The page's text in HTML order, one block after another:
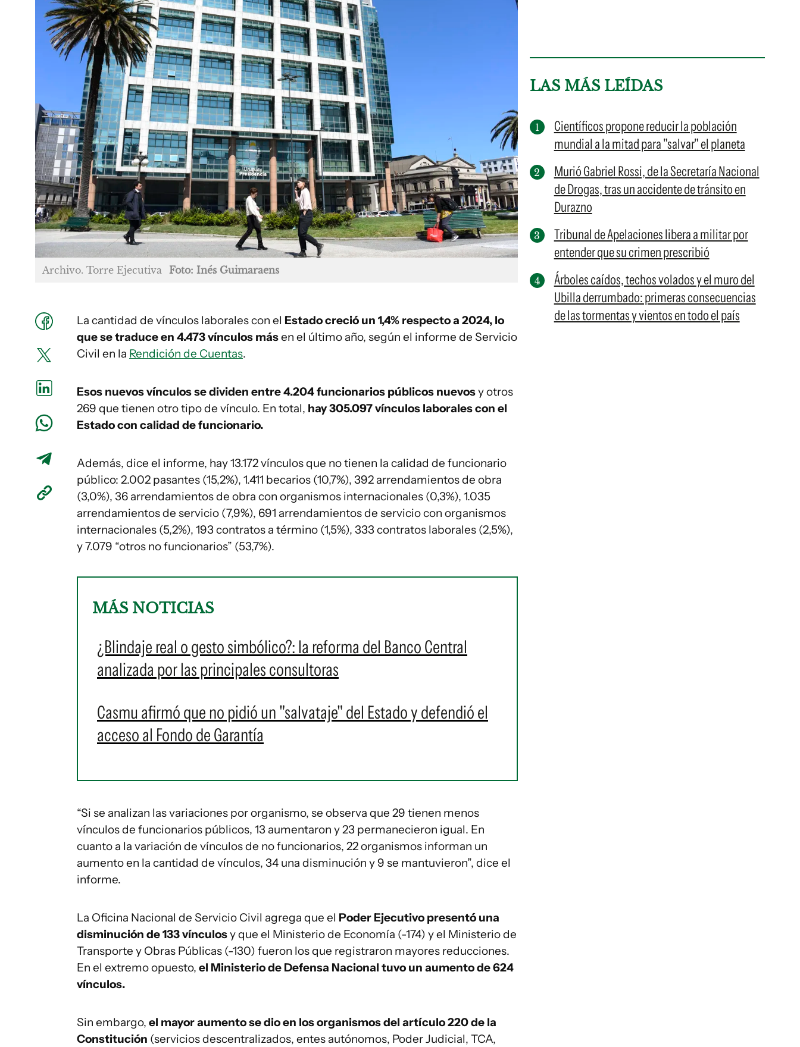
Archivo. Torre Ejecutiva Foto: Inés Guimaraens
La cantidad de vínculos laborales con el Estado creció un 1,4% respecto a 2024, lo
que se traduce en 4.473 vínculos másen el último año, según el informe de Servicio
Civil en la Rendición de Cuentas.
Esos nuevos vínculos se dividen entre 4.204 funcionarios públicos nuevosy otros
269 que tienen otro tipo de vínculo. En total, hay 305.097 vínculos laborales con el
Estado con calidad de funcionario.
Además, dice el informe, hay 13.172 vínculos que no tienen la calidad de funcionario
público: 2.002 pasantes (15,2%), 1.411 becarios (10,7%), 392 arrendamientos de obra
(3,0%), 36 arrendamientos de obra con organismos internacionales (0,3%), 1.035
arrendamientos de servicio (7,9%), 691 arrendamientos de servicio con organismos
internacionales (5,2%), 193 contratos a término (1,5%), 333 contratos laborales (2,5%),
y 7.079 “otros no funcionarios” (53,7%).
MÁS NOTICIAS
¿Blindaje real o gesto simbólico?: la reforma del Banco Central
analizada por las principales consultoras
Casmu afirmó que no pidió un "salvataje" del Estado y defendió el
acceso al Fondo de Garantía
“Si se analizan las variaciones por organismo, se observa que 29 tienen menos
vínculos de funcionarios públicos, 13 aumentaron y 23 permanecieron igual. En
cuanto a la variación de vínculos de no funcionarios, 22 organismos informan un
aumento en la cantidad de vínculos, 34 una disminución y 9 se mantuvieron”, dice el
informe.
La Oficina Nacional de Servicio Civil agrega que el Poder Ejecutivo presentó una
disminución de 133 vínculosy que el Ministerio de Economía (-174) y el Ministerio de
Transporte y Obras Públicas (-130) fueron los que registraron mayores reducciones.
En el extremo opuesto, el Ministerio de Defensa Nacional tuvo un aumento de 624
vínculos.
Sin embargo, el mayor aumento se dio en los organismos del artículo 220 de la
Constitución (servicios descentralizados, entes autónomos, Poder Judicial, TCA,
LAS MÁS LEÍDAS
Científicos propone reducir la población
mundial a la mitad para "salvar" el planeta
Murió Gabriel Rossi, de la Secretaría Nacional
de Drogas, tras un accidente de tránsito en
Durazno
Tribunal de Apelaciones libera a militar por
entender que su crimen prescribió
Árboles caídos, techos volados y el muro del
Ubilla derrumbado: primeras consecuencias
de las tormentas y vientos en todo el país